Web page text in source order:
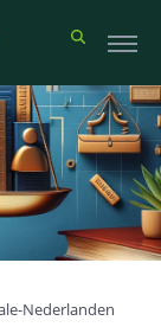
Nederlanden